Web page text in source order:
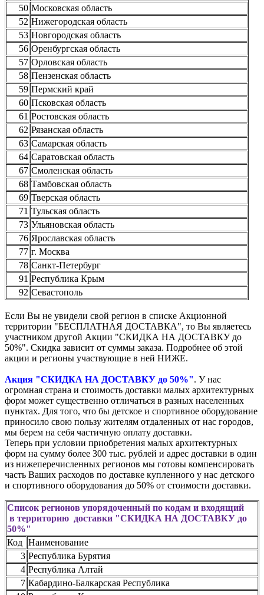
50 Московская область
52 Нижегородская область
53 Новгородская область
56 Оренбургская область
57 Орловская область
58 Пензенская область
59 Пермский край
60 Псковская область
61 Ростовская область
62 Рязанская область
63 Самарская область
64 Саратовская область
67 Смоленская область
68 Тамбовская область
69 Тверская область
71 Тульская область
73 Ульяновская область
76 Ярославская область
77 г. Москва
78 Санкт-Петербург
91 Республика Крым
92 Севастополь
Если Вы не увидели свой регион в списке Акционной
территории "БЕСПЛАТНАЯ ДОСТАВКА", то Вы являетесь
участником другой Акции "СКИДКА НА ДОСТАВКУ до
50%". Скидка зависит от суммы заказа. Подробнее об этой
акции и регионы участвующие в ней НИЖЕ.
Акция "СКИДКА НА ДОСТАВКУ до 50%". У нас
огромная страна и стоимость доставки малых архитектурных
форм может существенно отличаться в разных населенных
пунктах. Для того, что бы детское и спортивное оборудование
приносило свою пользу жителям отдаленных от нас городов,
мы берем на себя частичную оплату доставки.
Теперь при условии приобретения малых архитектурных
форм на сумму более 300 тыс. рублей и адрес доставки в один
из нижеперечисленных регионов мы готовы компенсировать
часть Ваших расходов по доставке купленного у нас детского
и спортивного оборудования до 50% от стоимости доставки.
Список регионов упорядоченный по кодам и входящий
в территорию доставки "СКИДКА НА ДОСТАВКУ до
50%"
Код Наименование
3 Республика Бурятия
4 Республика Алтай
7 Кабардино-Балкарская Республика